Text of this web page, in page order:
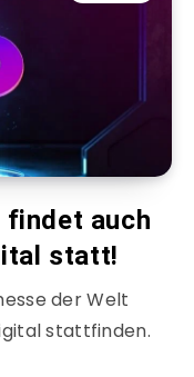
findet auch
statt!
der Welt
stattfinden.